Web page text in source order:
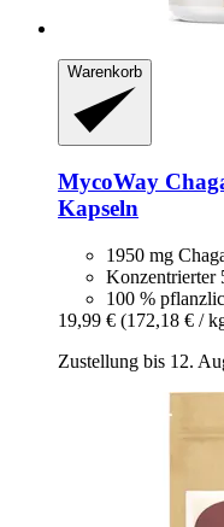
Warenkorb
MycoWay
Kapseln
1950 mg
Konzentrierter
100 %
19,99 € (172,18 € /
Zustellung bis 12.